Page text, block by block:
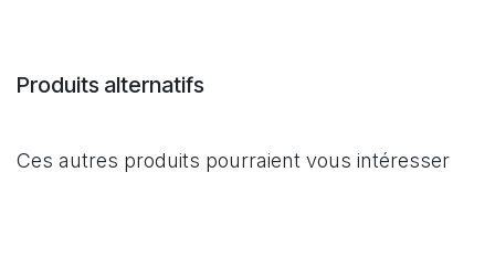
Produits alternatifs
Ces autres produits pourraient vous intéresser